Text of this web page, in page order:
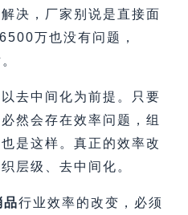
决，厂家别说是直接面
万也没有问题，
去中间化为前提。只要
然会存在效率问题，组
是这样。真正的效率改
层级、去中间化。
品行业效率的改变，必须